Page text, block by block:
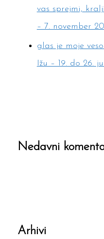
vas sprejmi,
– 7. november
glas je moje
Ižu – 19. do 26.
Nedavni
Arhivi